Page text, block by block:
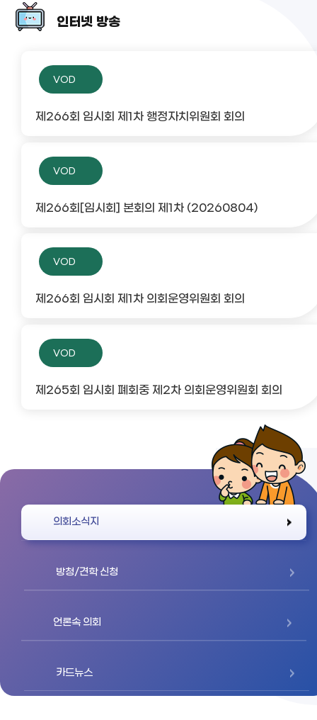
인터넷 방송
VOD
제266회 임시회 제1차 행정자치위원회 회의
VOD
제266회[임시회] 본회의 제1차 (20260804)
VOD
제266회 임시회 제1차 의회운영위원회 회의
VOD
제265회 임시회 폐회중 제2차 의회운영위원회 회의
의회소식지
방청/견학 신청
언론속 의회
카드뉴스